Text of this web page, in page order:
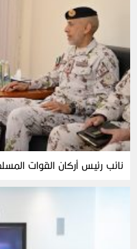
نائب رئيس أركان القوات